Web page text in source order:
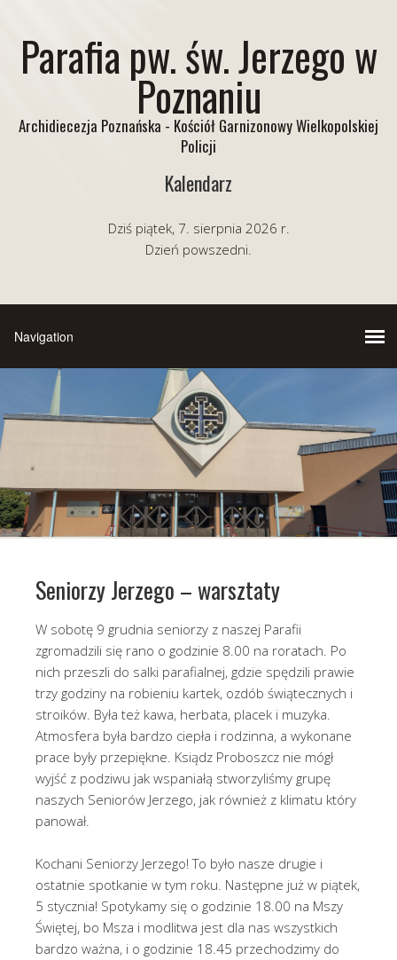
Parafia pw. św. Jerzego w
Poznaniu
Archidiecezja Poznańska - Kościół Garnizonowy Wielkopolskiej
Policji
Kalendarz
Dziś piątek, 7. sierpnia 2026 r.
Dzień powszedni.
Seniorzy Jerzego – warsztaty
W sobotę 9 grudnia seniorzy z naszej Parafii
zgromadzili się rano o godzinie 8.00 na roratach. Po
nich przeszli do salki parafialnej, gdzie spędzili prawie
trzy godziny na robieniu kartek, ozdób świątecznych i
stroików. Była też kawa, herbata, placek i muzyka.
Atmosfera była bardzo ciepła i rodzinna, a wykonane
prace były przepiękne. Ksiądz Proboszcz nie mógł
wyjść z podziwu jak wspaniałą stworzyliśmy grupę
naszych Seniorów Jerzego, jak również z klimatu który
panował.
Kochani Seniorzy Jerzego! To było nasze drugie i
ostatnie spotkanie w tym roku. Następne już w piątek,
5 stycznia! Spotykamy się o godzinie 18.00 na Mszy
Świętej, bo Msza i modlitwa jest dla nas wszystkich
bardzo ważna, i o godzinie 18.45 przechodzimy do